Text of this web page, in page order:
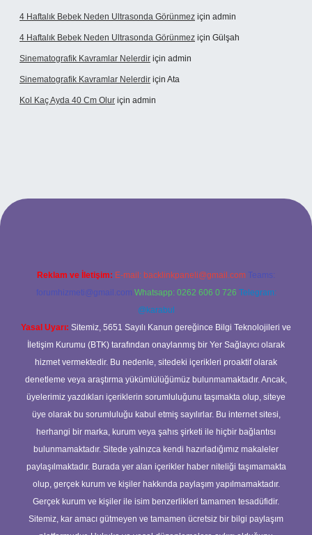
4 Haftalık Bebek Neden Ultrasonda Görünmez için admin
4 Haftalık Bebek Neden Ultrasonda Görünmez için Gülşah
Sinematografik Kavramlar Nelerdir için admin
Sinematografik Kavramlar Nelerdir için Ata
Kol Kaç Ayda 40 Cm Olur için admin
betci.co
Reklam ve İletişim: E-mail: backlinkpaneli@gmail.com Teams:
forumhizmeti@gmail.com Whatsapp: 0262 606 0 726 Telegram:
@karabul
Yasal Uyarı: Sitemiz, 5651 Sayılı Kanun gereğince Bilgi Teknolojileri ve
İletişim Kurumu (BTK) tarafından onaylanmış bir Yer Sağlayıcı olarak
hizmet vermektedir. Bu nedenle, sitedeki içerikleri proaktif olarak
denetleme veya araştırma yükümlülüğümüz bulunmamaktadır. Ancak,
üyelerimiz yazdıkları içeriklerin sorumluluğunu taşımakta olup, siteye
üye olarak bu sorumluluğu kabul etmiş sayılırlar. Bu internet sitesi,
herhangi bir marka, kurum veya şahıs şirketi ile hiçbir bağlantısı
bulunmamaktadır. Sitede yalnızca kendi hazırladığımız makaleler
paylaşılmaktadır. Burada yer alan içerikler haber niteliği taşımamakta
olup, gerçek kurum ve kişiler hakkında paylaşım yapılmamaktadır.
Gerçek kurum ve kişiler ile isim benzerlikleri tamamen tesadüfidir.
Sitemiz, kar amacı gütmeyen ve tamamen ücretsiz bir bilgi paylaşım